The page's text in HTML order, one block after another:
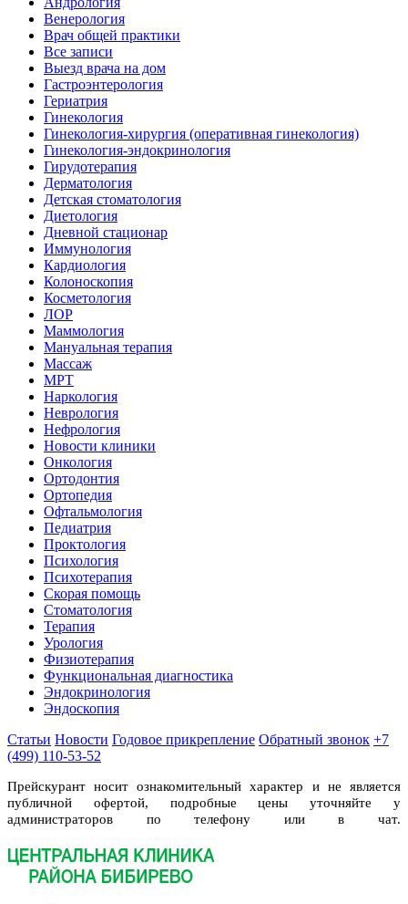
Венерология
Врач общей практики
Все записи
Выезд врача на дом
Гастроэнтерология
Гериатрия
Гинекология
Гинекология-хирургия (оперативная гинекология)
Гинекология-эндокринология
Гирудотерапия
Дерматология
Детская стоматология
Диетология
Дневной стационар
Иммунология
Кардиология
Колоноскопия
Косметология
ЛОР
Маммология
Мануальная терапия
Массаж
МРТ
Наркология
Неврология
Нефрология
Новости клиники
Онкология
Ортодонтия
Ортопедия
Офтальмология
Педиатрия
Проктология
Психология
Психотерапия
Скорая помощь
Стоматология
Терапия
Урология
Физиотерапия
Функциональная диагностика
Эндокринология
Эндоскопия
Статьи Новости Годовое прикрепление Обратный звонок +7
(499) 110-53-52
Прейскурант носит ознакомительный характер и не является
публичной офертой, подробные цены уточняйте у
администраторов по телефону или в чат.